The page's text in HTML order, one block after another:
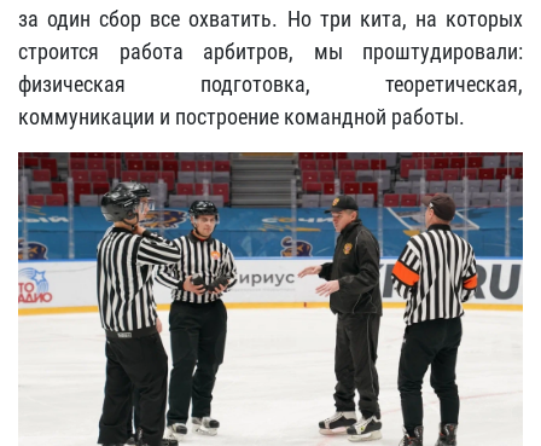
за один сбор все охватить. Но три кита, на которых
строится работа арбитров, мы проштудировали:
физическая подготовка, теоретическая,
коммуникации и построение командной работы.